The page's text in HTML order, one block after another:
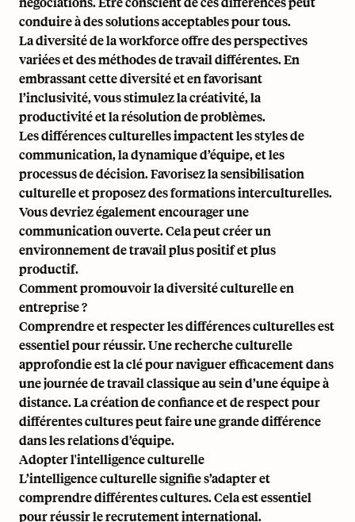
conduire à des solutions acceptables pour tous.
La diversité de la workforce offre des perspectives
variées et des méthodes de travail différentes. En
embrassant cette diversité et en favorisant
l’inclusivité, vous stimulez la créativité, la
productivité et la résolution de problèmes.
Les différences culturelles impactent les styles de
communication, la dynamique d’équipe, et les
processus de décision. Favorisez la sensibilisation
culturelle et proposez des formations interculturelles.
Vous devriez également encourager une
communication ouverte. Cela peut créer un
environnement de travail plus positif et plus
productif.
Comment promouvoir la diversité culturelle en
entreprise ?
Comprendre et respecter les différences culturelles est
essentiel pour réussir. Une recherche culturelle
approfondie est la clé pour naviguer efficacement dans
une journée de travail classique au sein d’une équipe à
distance. La création de confiance et de respect pour
différentes cultures peut faire une grande différence
dans les relations d’équipe.
Adopter l'intelligence culturelle
L’intelligence culturelle signifie s’adapter et
comprendre différentes cultures. Cela est essentiel
pour réussir le recrutement international.